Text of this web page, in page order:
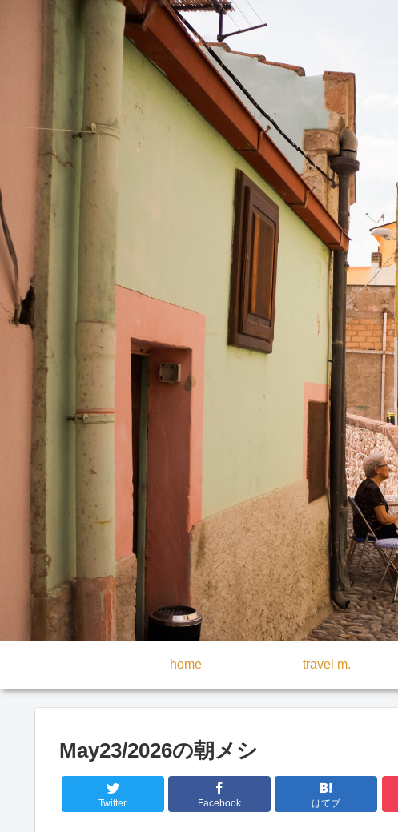
home travel m.
May23/2026の朝メシ
Twitter Facebook はてブ